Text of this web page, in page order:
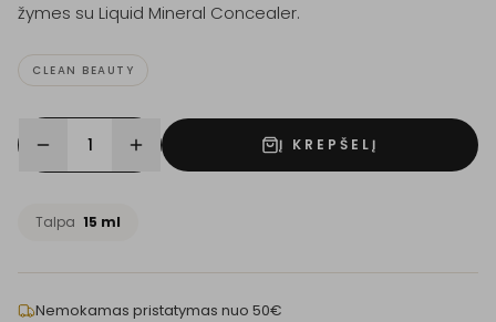
žymes su Liquid Mineral Concealer.
CLEAN BEAUTY
1 Į KREPŠELĮ
Talpa 15 ml
Nemokamas pristatymas nuo 50€